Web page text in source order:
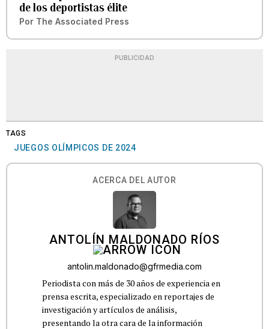
de los deportistas élite
Por The Associated Press
PUBLICIDAD
TAGS
JUEGOS OLÍMPICOS DE 2024
ACERCA DEL AUTOR
ANTOLÍN MALDONADO RÍOS
antolin.maldonado@gfrmedia.com
Periodista con más de 30 años de experiencia en
prensa escrita, especializado en reportajes de
investigación y artículos de análisis,
presentando la otra cara de la información